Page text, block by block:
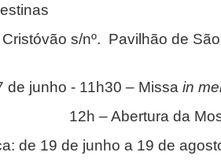
s/nº. Pavilhão de
de junho - 11h30 – Missa in
da
de 19 de junho a 19 de